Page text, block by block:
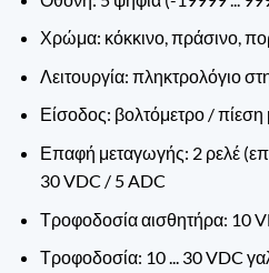
Χρώμα: κόκκινο, πράσινο,
Λειτουργία: πληκτρολόγιο
Είσοδος: βολτόμετρο / πίεση
Επαφή μεταγωγής: 2 ρελέ
30 VDC / 5 ADC
Τροφοδοσία αισθητήρα: 10
Τροφοδοσία: 10 ... 30 VDC